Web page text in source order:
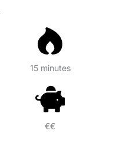
15 minutes
€€